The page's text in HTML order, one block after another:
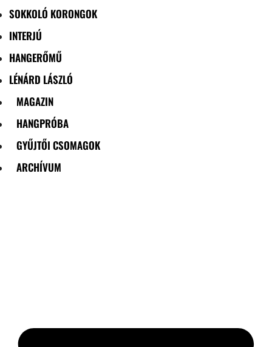
SOKKOLÓ KORONGOK
INTERJÚ
HANGERŐMŰ
LÉNÁRD LÁSZLÓ
MAGAZIN
HANGPRÓBA
GYŰJTŐI CSOMAGOK
ARCHÍVUM